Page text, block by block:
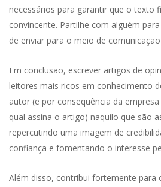
necessários para garantir que o texto
convincente. Partilhe com alguém
de enviar para o meio de
Em conclusão, escrever artigos de
leitores mais ricos em conhecimento
autor (e por consequência da
qual assina o artigo) naquilo que são
repercutindo uma imagem de
confiança e fomentando o interesse
Além disso, contribui fortemente para